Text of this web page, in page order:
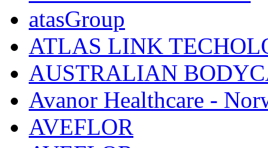
atasGroup
ATLAS LINK
AUSTRALIAN
Avanor Healthcare -
AVEFLOR